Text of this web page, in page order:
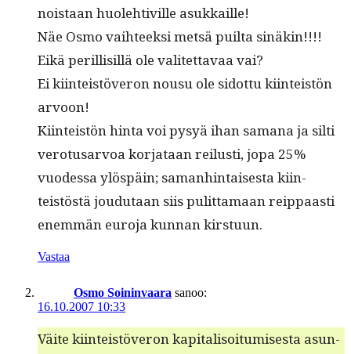
nois­taan huole­htiville asukkaille!
Näe Osmo vai­h­teek­si met­sä puil­ta sinäkin!!!!
Eikä per­il­lisil­lä ole valitet­tavaa vai?
Ei kiin­teistöveron nousu ole sidot­tu kiin­teistön
arvoon!
Kiin­teistön hin­ta voi pysyä ihan samana ja silti
vero­tusar­voa kor­jataan reilusti, jopa 25%
vuodessa ylöspäin; saman­hin­tais­es­ta kiin­
teistöstä joudu­taan siis pulit­ta­maan reip­paasti
enem­män euro­ja kun­nan kirstuun.
Vastaa
Osmo Soininvaara sanoo:
16.10.2007 10:33
Väite kiin­teistöveron kap­i­tal­isoi­tu­mis­es­ta asun­